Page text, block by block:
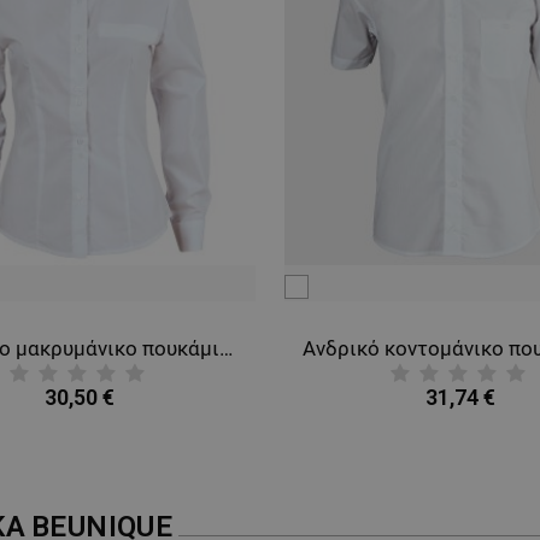
Γυναικείο μακρυμάνικο πουκάμισο ELEGANCE B WHITE
30,50 € 31,74 €
BEUNIQUE